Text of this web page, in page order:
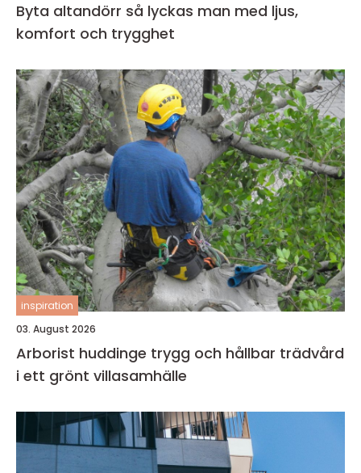
Byta altandörr så lyckas man med ljus,
komfort och trygghet
inspiration
03. August 2026
Arborist huddinge trygg och hållbar trädvård
i ett grönt villasamhälle